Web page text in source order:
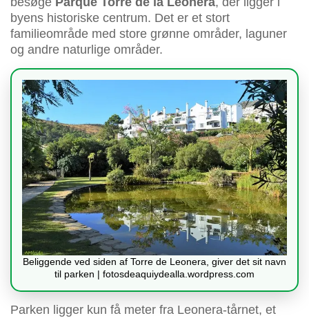
byens historiske centrum. Det er et stort
familieområde med store grønne områder, laguner
og andre naturlige områder.
Beliggende ved siden af Torre de Leonera, giver det sit navn
til parken | fotosdeaquiydealla.wordpress.com
Parken ligger kun få meter fra Leonera-tårnet, et